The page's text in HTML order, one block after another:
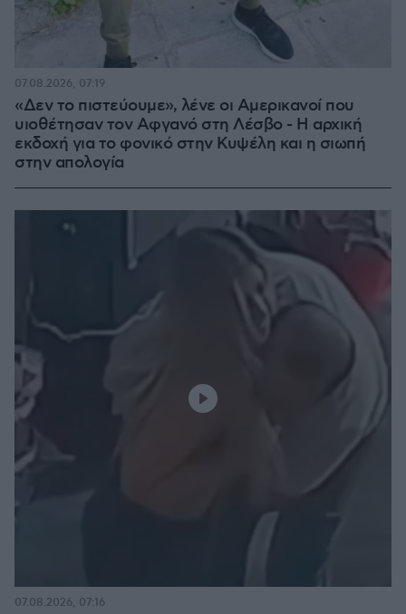
«Δεν το πιστεύουμε», λένε οι Αμερικανοί που
υιοθέτησαν τον Αφγανό στη Λέσβο - Η αρχική
εκδοχή για το φονικό στην Κυψέλη και η σιωπή
στην απολογία
07.08.2026, 07:19
07.08.2026, 07:16